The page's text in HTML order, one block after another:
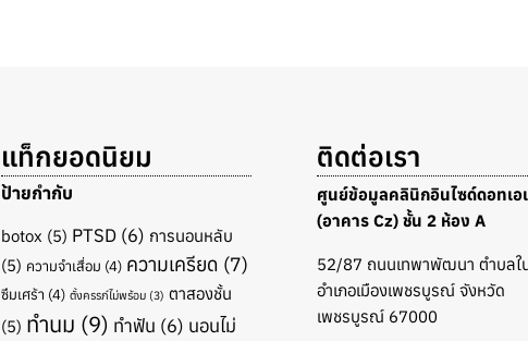
แท็กยอดนิยม
ป้ายกำกับ
botox (5) PTSD (6) การนอนหลับ
(5) ความจำเสื่อม (4) ความเครียด (7)
ซึมเศร้า (4) ตั้งครรภ์ไม่พร้อม (3) ตาสองชั้น
(5) ทำนม (9) ทำฟัน (6) นอนไม่
ติดต่อเรา
ศูนย์ข้อมูลคลินิกอินไซด์ดอทเอ
(อาคาร Cz) ชั้น 2 ห้อง A
52/87 ถนนเทพาพัฒนา ตำบลใ
อำเภอเมืองเพชรบูรณ์ จังหวัด
เพชรบูรณ์ 67000